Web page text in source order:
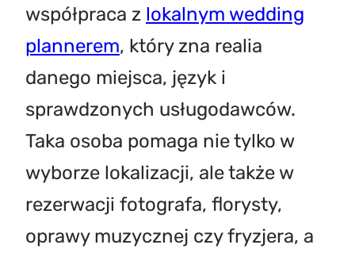
współpraca z lokalnym wedding
plannerem, który zna realia
danego miejsca, język i
sprawdzonych usługodawców.
Taka osoba pomaga nie tylko w
wyborze lokalizacji, ale także w
rezerwacji fotografa, florysty,
oprawy muzycznej czy fryzjera, a